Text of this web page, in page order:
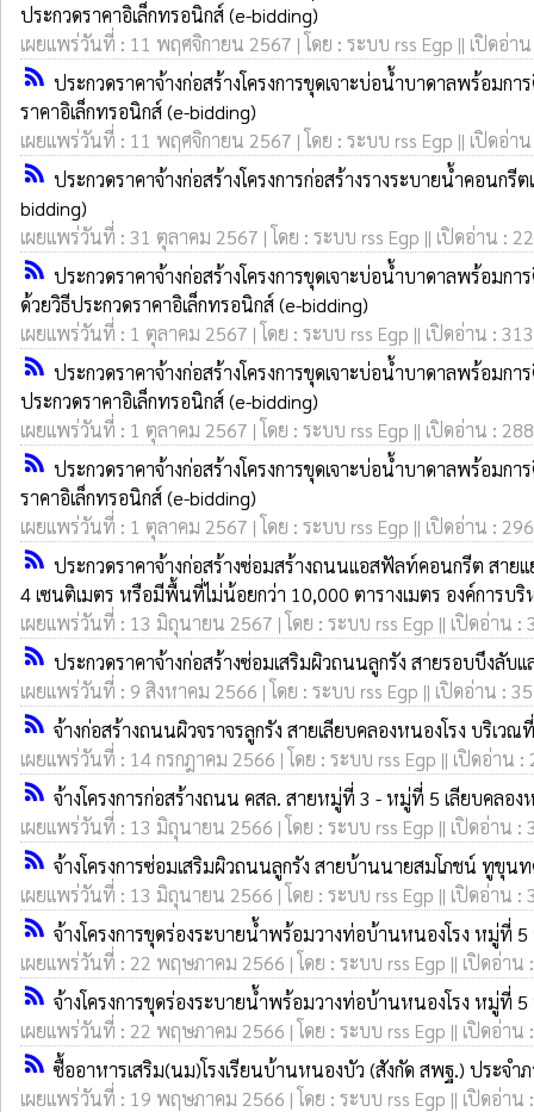
ประกวดราคาอิเล็กทรอนิกส์ (e-bidding)
เผยแพร่วันที่ : 11 พฤศจิกายน 2567 | โดย : ระบบ rss Egp || เปิดอ่า
rss_feed ประกวดราคาจ้างก่อสร้างโครงการขุดเจาะบ่อน้ำบาดาลพร้อ
ราคาอิเล็กทรอนิกส์ (e-bidding)
เผยแพร่วันที่ : 11 พฤศจิกายน 2567 | โดย : ระบบ rss Egp || เปิดอ่า
rss_feed ประกวดราคาจ้างก่อสร้างโครงการก่อสร้างรางระบายน้ำคอ
bidding)
เผยแพร่วันที่ : 31 ตุลาคม 2567 | โดย : ระบบ rss Egp || เปิดอ่าน :
rss_feed ประกวดราคาจ้างก่อสร้างโครงการขุดเจาะบ่อน้ำบาดาลพร้อ
ด้วยวิธีประกวดราคาอิเล็กทรอนิกส์ (e-bidding)
เผยแพร่วันที่ : 1 ตุลาคม 2567 | โดย : ระบบ rss Egp || เปิดอ่าน : 313
rss_feed ประกวดราคาจ้างก่อสร้างโครงการขุดเจาะบ่อน้ำบาดาลพร้อม
ประกวดราคาอิเล็กทรอนิกส์ (e-bidding)
เผยแพร่วันที่ : 1 ตุลาคม 2567 | โดย : ระบบ rss Egp || เปิดอ่าน : 288
rss_feed ประกวดราคาจ้างก่อสร้างโครงการขุดเจาะบ่อน้ำบาดาลพร้อ
ราคาอิเล็กทรอนิกส์ (e-bidding)
เผยแพร่วันที่ : 1 ตุลาคม 2567 | โดย : ระบบ rss Egp || เปิดอ่าน : 296
rss_feed ประกวดราคาจ้างก่อสร้างซ่อมสร้างถนนแอสฟัลท์คอนกรีต สา
4 เซนติเมตร หรือมีพื้นที่ไม่น้อยกว่า 10,000 ตารางเมตร องค์การบ
เผยแพร่วันที่ : 13 มิถุนายน 2567 | โดย : ระบบ rss Egp || เปิดอ่าน :
rss_feed ประกวดราคาจ้างก่อสร้างซ่อมเสริมผิวถนนลูกรัง สายรอบบึงลั
เผยแพร่วันที่ : 9 สิงหาคม 2566 | โดย : ระบบ rss Egp || เปิดอ่าน :
rss_feed จ้างก่อสร้างถนนผิวจราจรลูกรัง สายเลียบคลองหนองโรง บริ
เผยแพร่วันที่ : 14 กรกฎาคม 2566 | โดย : ระบบ rss Egp || เปิดอ่าน :
rss_feed จ้างโครงการก่อสร้างถนน คสล. สายหมู่ที่ 3 - หมู่ที่ 5 เลียบคลอ
เผยแพร่วันที่ : 13 มิถุนายน 2566 | โดย : ระบบ rss Egp || เปิดอ่าน :
rss_feed จ้างโครงการซ่อมเสริมผิวถนนลูกรัง สายบ้านนายสมโภชน์ ทูขุ
เผยแพร่วันที่ : 13 มิถุนายน 2566 | โดย : ระบบ rss Egp || เปิดอ่าน :
rss_feed จ้างโครงการขุดร่องระบายน้ำพร้อมวางท่อบ้านหนองโรง หมู่ที่
เผยแพร่วันที่ : 22 พฤษภาคม 2566 | โดย : ระบบ rss Egp || เปิดอ่าน
rss_feed จ้างโครงการขุดร่องระบายน้ำพร้อมวางท่อบ้านหนองโรง หมู่ที่
เผยแพร่วันที่ : 22 พฤษภาคม 2566 | โดย : ระบบ rss Egp || เปิดอ่าน
rss_feed ซื้ออาหารเสริม(นม)โรงเรียนบ้านหนองบัว (สังกัด สพฐ.) ประจำ
เผยแพร่วันที่ : 19 พฤษภาคม 2566 | โดย : ระบบ rss Egp || เปิดอ่าน